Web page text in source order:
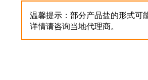
温馨提示：部分产品盐的形式可
详情请咨询当地代理商。